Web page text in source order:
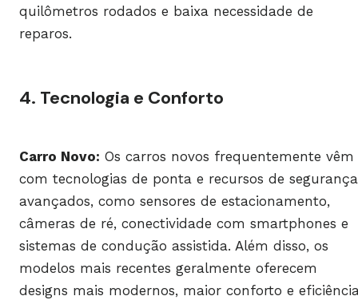
quilômetros rodados e baixa necessidade de
reparos.
4. Tecnologia e Conforto
Carro Novo: Os carros novos frequentemente vêm
com tecnologias de ponta e recursos de segurança
avançados, como sensores de estacionamento,
câmeras de ré, conectividade com smartphones e
sistemas de condução assistida. Além disso, os
modelos mais recentes geralmente oferecem
designs mais modernos, maior conforto e